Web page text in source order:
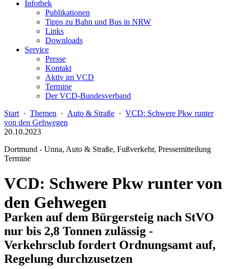
Infothek
Publikationen
Tipps zu Bahn und Bus in NRW
Links
Downloads
Service
Presse
Kontakt
Aktiv im VCD
Termine
Der VCD-Bundesverband
Start · Themen · Auto & Straße · VCD: Schwere Pkw runter
von den Gehwegen
20.10.2023
Dortmund - Unna, Auto & Straße, Fußverkehr, Pressemitteilung
Termine
VCD: Schwere Pkw runter von
den Gehwegen
Parken auf dem Bürgersteig nach StVO
nur bis 2,8 Tonnen zulässig -
Verkehrsclub fordert Ordnungsamt auf,
Regelung durchzusetzen